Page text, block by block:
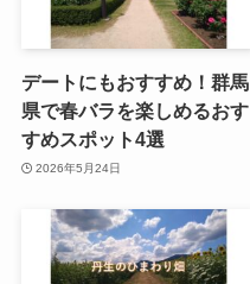
デートにもおすすめ！群馬
県で春バラを楽しめるおす
すめスポット4選
2026年5月24日